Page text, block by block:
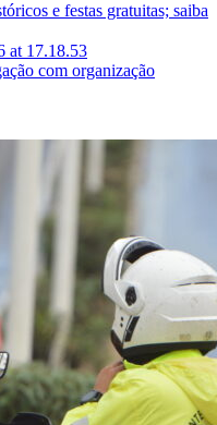
e festas gratuitas; saiba
com organização